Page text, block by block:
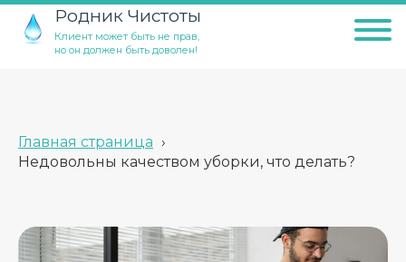
Родник Чистоты
Клиент может быть не прав,
но он должен быть доволен!
Главная страница ›
Недовольны качеством уборки, что делать?